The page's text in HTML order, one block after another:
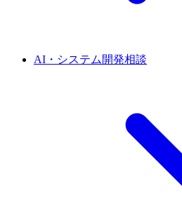
AI・システム開発相談